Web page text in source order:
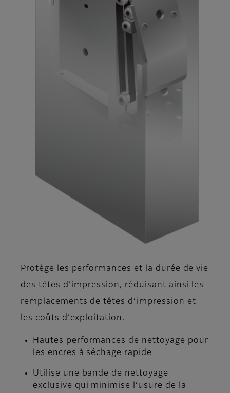
Protège les performances et la durée de vie
des têtes d’impression, réduisant ainsi les
remplacements de têtes d’impression et
les coûts d’exploitation.
Hautes performances de nettoyage pour
les encres à séchage rapide
Utilise une bande de nettoyage
exclusive qui minimise l’usure de la